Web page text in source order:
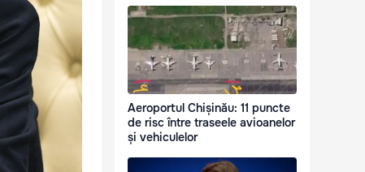
Aeroportul Chișinău: 11 puncte
de risc între traseele avioanelor
și vehiculelor